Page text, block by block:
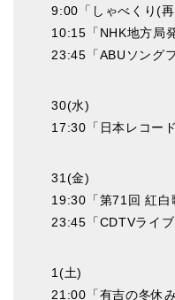
9:00「しゃべくり(再
10:15「NHK地方局
23:45「ABUソング
30(水)
17:30「日本レコード
31(金)
19:30「第71回 紅白
23:45「CDTVライブ
1(土)
21:00「有吉の冬休み